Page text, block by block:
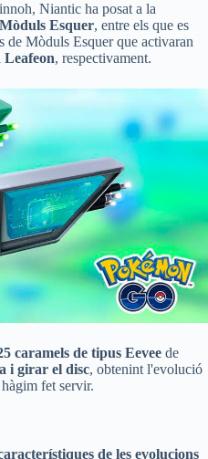
Niantic ha posat a la
Esquer, entre els que es
de Mòduls Esquer que activaran
Leafeon, respectivament.
caramels de tipus Eevee de
i girar el disc, obtenint l'evolució
fet servir.
de les evolucions